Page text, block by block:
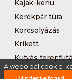
Kajak-kenu
Kerékpár túra
Korcsolyázás
Krikett
Kutyás
MTB-
A weboldal cookie-